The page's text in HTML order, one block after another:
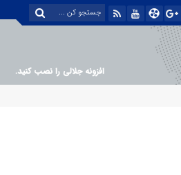
افزونه جلالی را نصب کنید.